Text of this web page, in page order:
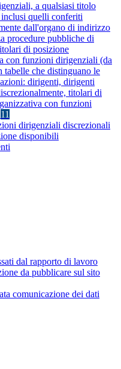
a qualsiasi titolo
quelli conferiti
dall'organo di indirizzo
procedure pubbliche di
di posizione
con funzioni dirigenziali (da
tabelle che distinguano le
dirigenti, dirigenti
titolari di
con funzioni
11
dirigenziali discrezionali
disponibili
dal rapporto di lavoro
da pubblicare sul sito
comunicazione dei dati